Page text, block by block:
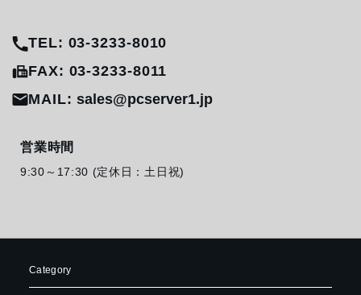
TEL: 03-3233-8010
FAX: 03-3233-8011
MAIL:sales@pcserver1.jp
営業時間
9:30～17:30 (定休日：土日祝)
Category